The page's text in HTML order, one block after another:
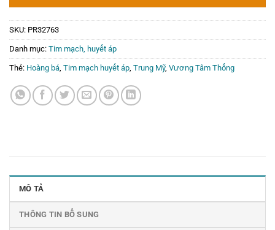
SKU: PR32763
Danh mục: Tim mạch, huyết áp
Thẻ: Hoàng bá, Tim mạch huyết áp, Trung Mỹ, Vương Tâm Thống
MÔ TẢ
THÔNG TIN BỔ SUNG